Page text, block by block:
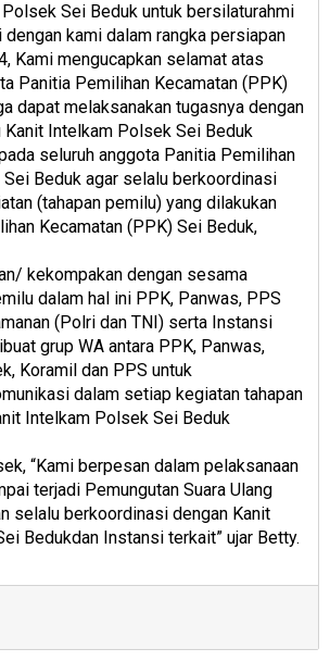
Sei Beduk untuk bersilaturahmi
kami dalam rangka persiapan
Kami mengucapkan selamat atas
Panitia Pemilihan Kecamatan (PPK)
dapat melaksanakan tugasnya dengan
Kanit Intelkam Polsek Sei Beduk
seluruh anggota Panitia Pemilihan
Sei Beduk agar selalu berkoordinasi
(tahapan pemilu) yang dilakukan
Kecamatan (PPK) Sei Beduk,
kekompakan dengan sesama
dalam hal ini PPK, Panwas, PPS
(Polri dan TNI) serta Instansi
grup WA antara PPK, Panwas,
Koramil dan PPS untuk
dalam setiap kegiatan tahapan
Intelkam Polsek Sei Beduk
“Kami berpesan dalam pelaksanaan
terjadi Pemungutan Suara Ulang
selalu berkoordinasi dengan Kanit
Bedukdan Instansi terkait” ujar Betty.